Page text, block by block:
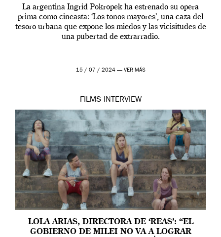
La argentina Ingrid Pokropek ha estrenado su opera
prima como cineasta: ‘Los tonos mayores’, una caza del
tesoro urbana que expone los miedos y las vicisitudes de
una pubertad de extrarradio.
15 / 07 / 2024 — VER MÁS
FILMS INTERVIEW
LOLA ARIAS, DIRECTORA DE ‘REAS’: “EL
GOBIERNO DE MILEI NO VA A LOGRAR